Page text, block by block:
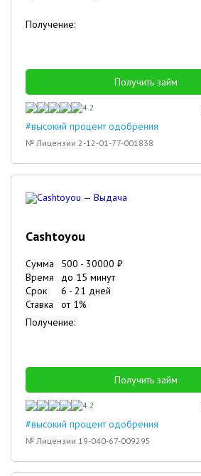
Получение:
Получить займ
4.2
#высокий процент одобрения
№ Лицензии 2-12-01-77-001838
Cashtoyou
Сумма 500 - 30000 ₽
Время
до 15 минут
Срок
6 - 21 дней
Ставка
от 1%
Получение:
Получить займ
4.2
#высокий процент одобрения
№ Лицензии 19-040-67-009295